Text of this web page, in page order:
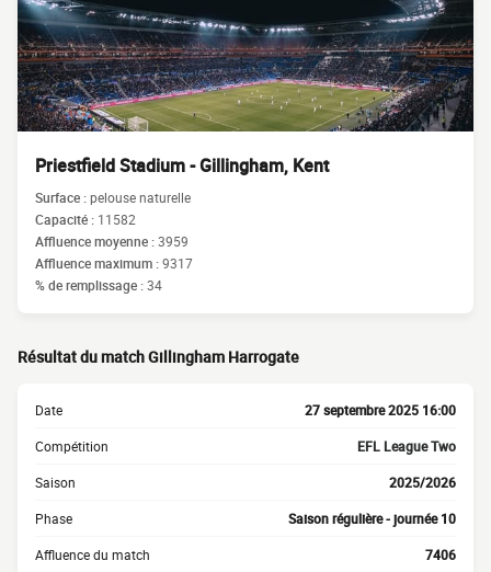
Priestfield Stadium - Gillingham, Kent
Surface :pelouse naturelle
Capacité : 11582
Affluence moyenne :3959
Affluence maximum :9317
% de remplissage :34
Résultat du match Gillingham Harrogate
Date 27 septembre 2025 16:00
Compétition EFL League Two
Saison 2025/2026
Phase Saison régulière - journée 10
Affluence du match 7406